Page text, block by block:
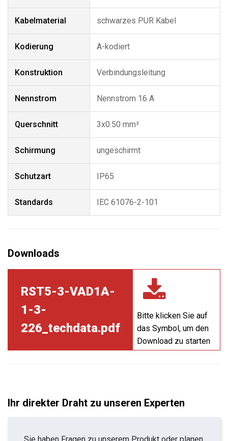
Kabelmaterial schwarzes PUR Kabel
Kodierung A-kodiert
Konstruktion Verbindungsleitung
Nennstrom Nennstrom 16 A
Querschnitt 3x0.50 mm²
Schirmung ungeschirmt
Schutzart IP65
Standards IEC 61076-2-101
RST5-3-VAD1A-
1-3-
226_techdata.pdf
Bitte klicken Sie auf
das Symbol, um den
Download zu starten
Ihr direkter Draht zu unseren Experten